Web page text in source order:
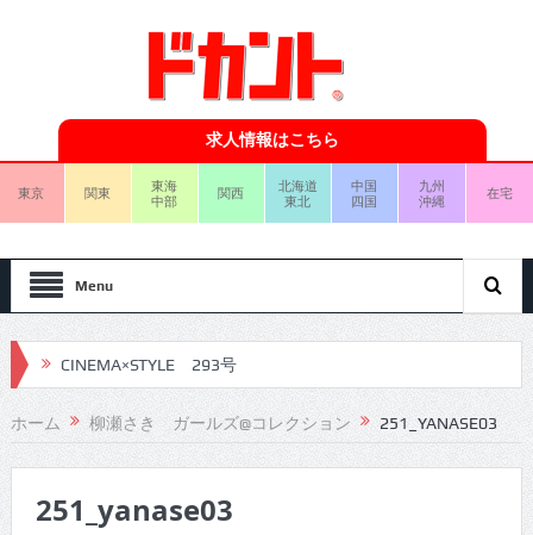
求人情報はこちら
東京 関東
東海
中部
関西
北海道
東北
中国
四国
九州
沖縄
在宅
Menu
CINEMA×STYLE 293号
CINEMA×STYLE 292号
CINEMA×STYLE 291号
CINEMA×STYLE 290号
ホーム 柳瀬さき ガールズ@コレクション 251_YANASE03
251_yanase03